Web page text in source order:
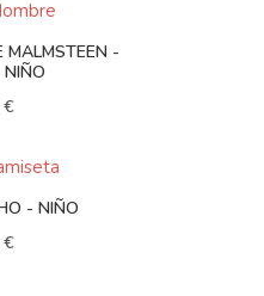
MALMSTEEN -
NIÑO
€
- NIÑO
€